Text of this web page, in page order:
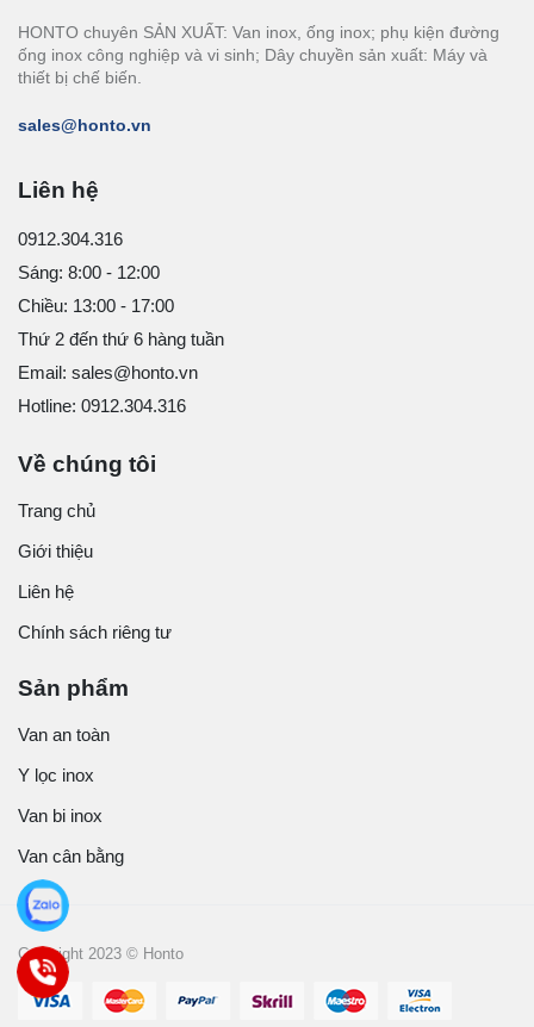
HONTO chuyên SẢN XUẤT: Van inox, ống inox; phụ kiện đường
ống inox công nghiệp và vi sinh; Dây chuyền sản xuất: Máy và
thiết bị chế biến.
sales@honto.vn
Liên hệ
0912.304.316
Sáng: 8:00 - 12:00
Chiều: 13:00 - 17:00
Thứ 2 đến thứ 6 hàng tuần
Email: sales@honto.vn
Hotline: 0912.304.316
Về chúng tôi
Trang chủ
Giới thiệu
Liên hệ
Chính sách riêng tư
Sản phẩm
Van an toàn
Y lọc inox
Van bi inox
Van cân bằng
Copyright 2023 © Honto